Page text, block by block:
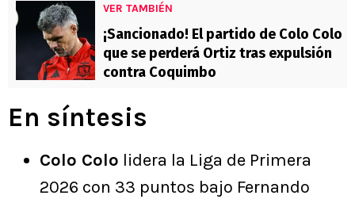
VER TAMBIÉN
¡Sancionado! El partido de Colo Colo
que se perderá Ortiz tras expulsión
contra Coquimbo
En síntesis
Colo Colo lidera la Liga de Primera
2026 con 33 puntos bajo Fernando